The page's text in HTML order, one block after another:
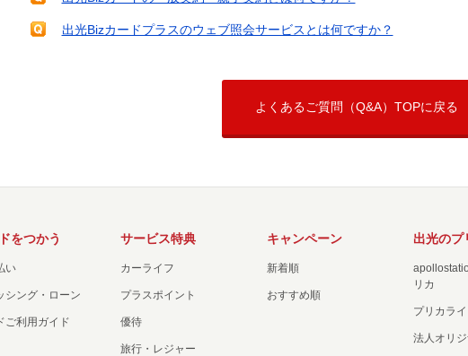
出光Bizカードプラスのウェブ照会サービスとは何ですか？
よくあるご質問（Q&A）TOPに戻る
をつかう
い
シング・ローン
ご利用ガイド
サービス特典
カーライフ
プラスポイント
優待
旅行・レジャー
キャンペーン
新着順
おすすめ順
出光のプ
リカ
プリカラ
法人オリ